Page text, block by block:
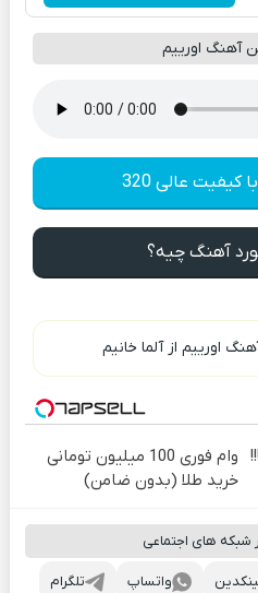
آهنگ اورییم
کیفیت عالی 320
آهنگ چیه؟
اورییم از آلما خانیم
وام فوری 100 میلیون تومانی
خرید طلا (بدون ضامن)
شبکه های اجتماعی
تلگرام واتساپ